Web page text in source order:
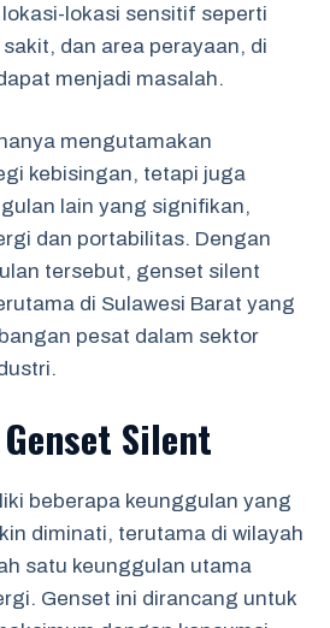
lokasi sensitif seperti
dan area perayaan, di
menjadi masalah.
mengutamakan
kebisingan, tetapi juga
lain yang signifikan,
dan portabilitas. Dengan
tersebut, genset silent
di Sulawesi Barat yang
pesat dalam sektor
Silent
beberapa keunggulan yang
diminati, terutama di wilayah
satu keunggulan utama
Genset ini dirancang untuk